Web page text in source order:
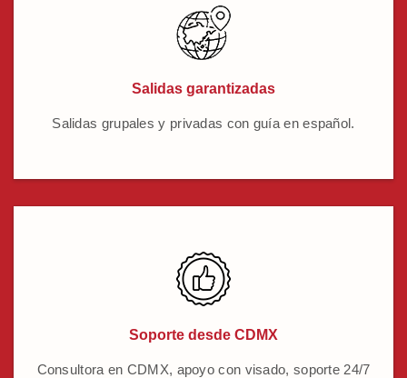
Salidas garantizadas
Salidas grupales y privadas con guía en español.
Soporte desde CDMX
Consultora en CDMX, apoyo con visado, soporte 24/7